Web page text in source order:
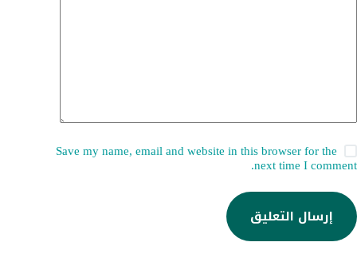
Save my name, email and website in this browser for the
next time I comment.
إرسال التعليق